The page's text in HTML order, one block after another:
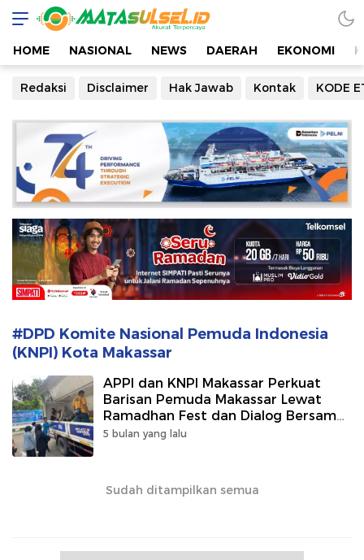
Mata Sulsel
Akurat Terpercaya
HOME NASIONAL NEWS DAERAH EKONOMI
Redaksi Disclaimer Hak Jawab Kontak KODE
#DPD Komite Nasional Pemuda Indonesia
(KNPI) Kota Makassar
APPI dan KNPI Makassar Perkuat
Barisan Pemuda Makassar Lewat
Ramadhan Fest dan Dialog Bersama
Tokoh
5 bulan yang lalu
Sudah ditampilkan semua